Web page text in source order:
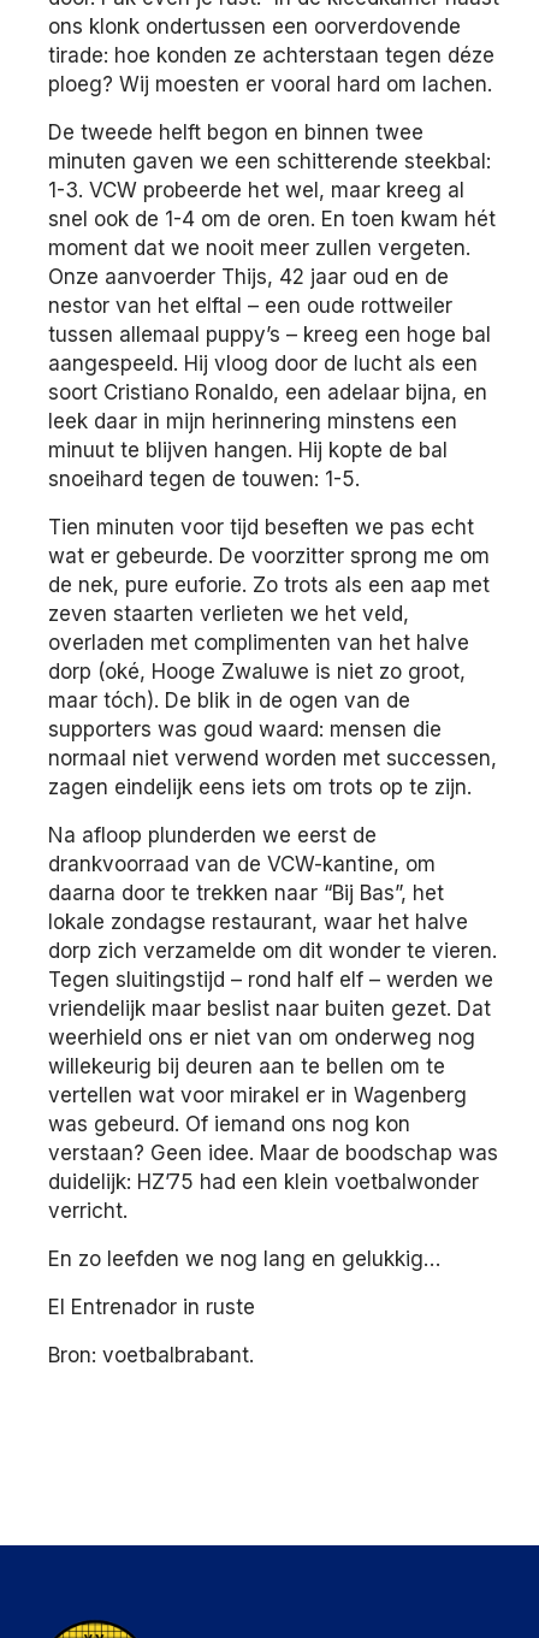
ons klonk ondertussen een oorverdovende
tirade: hoe konden ze achterstaan tegen déze
ploeg? Wij moesten er vooral hard om lachen.
De tweede helft begon en binnen twee
minuten gaven we een schitterende steekbal:
1-3. VCW probeerde het wel, maar kreeg al
snel ook de 1-4 om de oren. En toen kwam hét
moment dat we nooit meer zullen vergeten.
Onze aanvoerder Thijs, 42 jaar oud en de
nestor van het elftal – een oude rottweiler
tussen allemaal puppy’s – kreeg een hoge bal
aangespeeld. Hij vloog door de lucht als een
soort Cristiano Ronaldo, een adelaar bijna, en
leek daar in mijn herinnering minstens een
minuut te blijven hangen. Hij kopte de bal
snoeihard tegen de touwen: 1-5.
Tien minuten voor tijd beseften we pas echt
wat er gebeurde. De voorzitter sprong me om
de nek, pure euforie. Zo trots als een aap met
zeven staarten verlieten we het veld,
overladen met complimenten van het halve
dorp (oké, Hooge Zwaluwe is niet zo groot,
maar tóch). De blik in de ogen van de
supporters was goud waard: mensen die
normaal niet verwend worden met successen,
zagen eindelijk eens iets om trots op te zijn.
Na afloop plunderden we eerst de
drankvoorraad van de VCW-kantine, om
daarna door te trekken naar “Bij Bas”, het
lokale zondagse restaurant, waar het halve
dorp zich verzamelde om dit wonder te vieren.
Tegen sluitingstijd – rond half elf – werden we
vriendelijk maar beslist naar buiten gezet. Dat
weerhield ons er niet van om onderweg nog
willekeurig bij deuren aan te bellen om te
vertellen wat voor mirakel er in Wagenberg
was gebeurd. Of iemand ons nog kon
verstaan? Geen idee. Maar de boodschap was
duidelijk: HZ’75 had een klein voetbalwonder
verricht.
En zo leefden we nog lang en gelukkig…
El Entrenador in ruste
Bron: voetbalbrabant.